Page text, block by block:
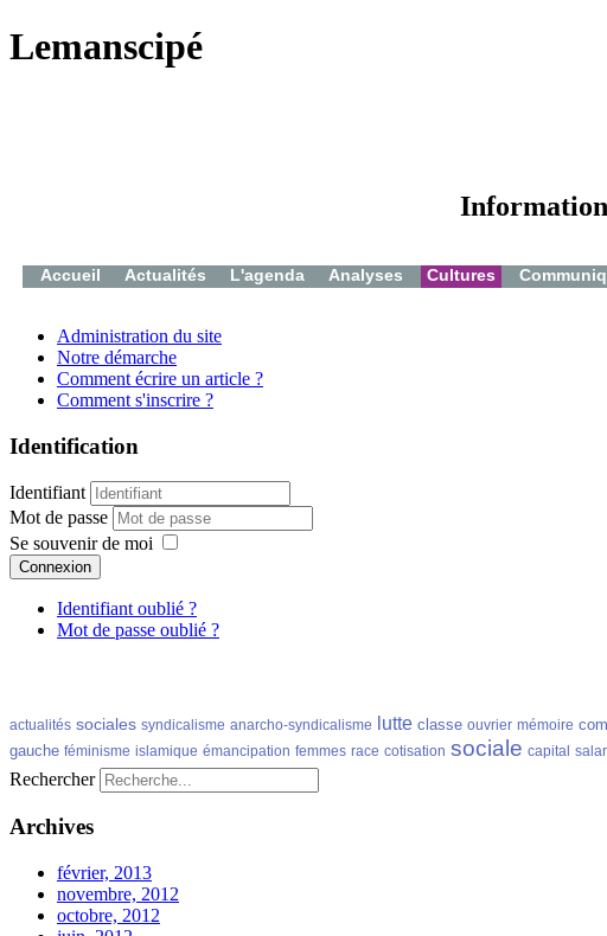
Lemanscipé
Accueil Actualités L'agenda Analyses Cultures
Administration du site
Notre démarche
Comment écrire un article ?
Comment s'inscrire ?
Identification
Identifiant
Mot de passe
Se souvenir de moi
Connexion
Identifiant oublié ?
Mot de passe oublié ?
actualités sociales syndicalisme anarcho-syndicalisme lutte classe ouvrier mémoire
gauche féminisme islamique émancipation femmes race cotisation sociale capital
Rechercher
Archives
février, 2013
novembre, 2012
octobre, 2012